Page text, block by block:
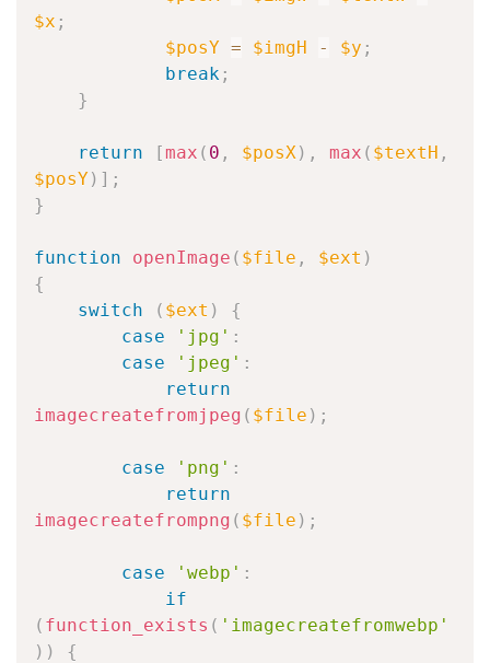
$x ;
$posY = $imgH - $y ;
break ;
}
return [max ( 0 , $posX) , max ( $textH ,
$posY) ] ;
}
function openImage ( $file , $ext )
{
switch
( $ext )
{
case
'jpg' :
case
'jpeg' :
return
imagecreatefromjpeg ( $file ) ;
case 'png' :
return
imagecreatefrompng ( $file ) ;
case 'webp' :
if
( function_exists ( 'imagecreatefromwebp'
) )
{